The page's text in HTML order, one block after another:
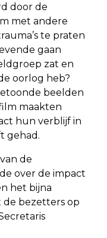
door de
met andere
te praten
gaan
zat en
oorlog heb?
beelden
maakten
hun verblijf in
gehad.
de
over de impact
het bijna
bezetters op